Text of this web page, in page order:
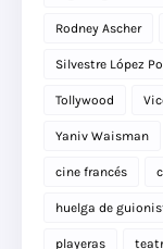
Rodney Ascher
Silvestre López
Tollywood
Yaniv Waisman
cine francés
huelga de
playeras